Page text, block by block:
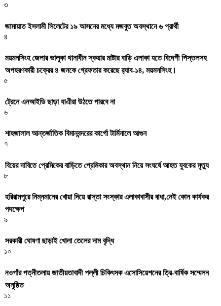
৩
জামায়াত ইসলামী সিলেটের ১৯ আসনের মধ্যে মজবুত অবস্থানে ৬ প্রার্থী
৪
ময়মনসিংহ জেলার ভালুকা থানাধীন স্কয়ার মাষ্টার বাড়ি এলাকা হতে বিদেশী পিস্তলসহ
অপহরণকারী চক্রের ৪ জনকে গ্রেফতার করেছে র‌্যাব-১৪, ময়মনসিংহ।
৫
ট্রেনে এনআইডি ছাড়া যাএীরা উঠতে পারবে না
৬
শাহজালাল আন্তর্জাতিক বিমানবন্দরের কার্গো টার্মিনালে আগুন
৭
বিয়ের দাবিতে প্রেমিকের বাড়িতে প্রেমিকার অবস্থান নিয়ে সংঘর্ষে আহত যুবকের মৃত্যু
৮
হরিরামপুরে নিম্নমানের খোয়া দিয়ে রাস্তা সংস্কার এলাকাবাসীর বাধা,নেই কোন কার্যকর
পদক্ষেপ
৯
সরকারী ঘােষণা ছাড়াই খােলা তেলের দাম বৃদ্ধি
১০
নওগাঁর পত্নীতলায় জাতীয়তাবাদী পল্লী চিকিৎসক এসোসিয়েশনের ত্রি-বার্ষিক সম্মেলন
অনুষ্ঠিত
১১